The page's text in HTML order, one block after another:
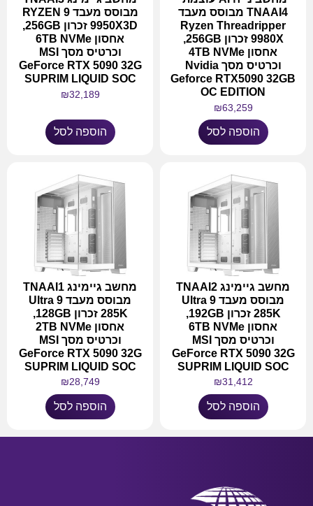
TNAAI4 מבוסס מעבד
Ryzen Threadripper
9980X זכרון 256GB,
אחסון 4TB NVMe
וכרטיס מסך Nvidia
Geforce RTX5090 32GB
OC EDITION
₪63,259
הוספה לסל
מבוסס מעבד RYZEN 9
9950X3D זכרון 256GB,
אחסון 6TB NVMe
וכרטיס מסך MSI
GeForce RTX 5090 32G
SUPRIM LIQUID SOC
₪32,189
הוספה לסל
מחשב גיימינג TNAAI2
מבוסס מעבד Ultra 9
285K זכרון 192GB,
אחסון 6TB NVMe
וכרטיס מסך MSI
GeForce RTX 5090 32G
SUPRIM LIQUID SOC
₪31,412
הוספה לסל
מחשב גיימינג TNAAI1
מבוסס מעבד Ultra 9
285K זכרון 128GB,
אחסון 2TB NVMe
וכרטיס מסך MSI
GeForce RTX 5090 32G
SUPRIM LIQUID SOC
₪28,749
הוספה לסל